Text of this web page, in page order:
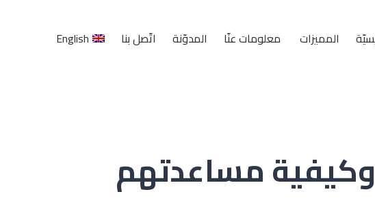
المميزات معلومات عنّا المدوّنة اتّصل بنا English
مساعدتهم